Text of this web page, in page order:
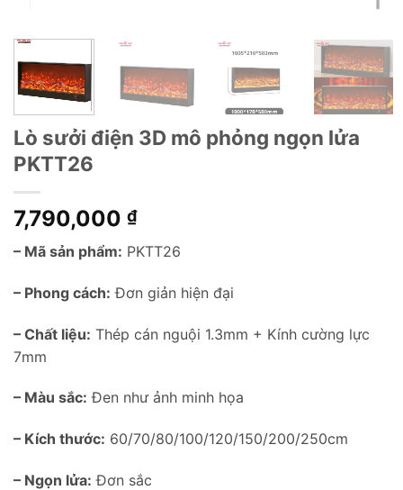
Lò sưởi điện 3D mô phỏng ngọn lửa
PKTT26
7,790,000 ₫
– Mã sản phẩm: PKTT26
– Phong cách: Đơn giản hiện đại
– Chất liệu: Thép cán nguội 1.3mm + Kính cường lực
7mm
– Màu sắc: Đen như ảnh minh họa
– Kích thước: 60/70/80/100/120/150/200/250cm
– Ngọn lửa: Đơn sắc